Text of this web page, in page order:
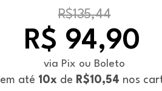
R$135,44
R$ 94,90
via Pix ou Boleto
em até 10x de R$10,54 nos